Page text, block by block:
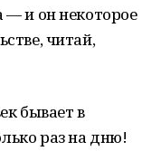
и он некоторое
читай,
бывает в
раз на дню!